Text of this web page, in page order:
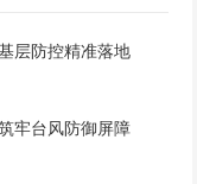
层防控精准落地
牢台风防御屏障